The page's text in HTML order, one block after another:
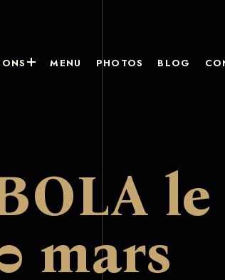
MENU PHOTOS BLOG
le
mars